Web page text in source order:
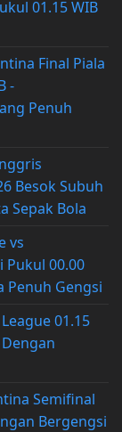
01.15 WIB
Final Piala
-
Penuh
Besok Subuh
Sepak Bola
vs
Pukul 00.00
Penuh Gengsi
01.15
Semifinal
Bergengsi